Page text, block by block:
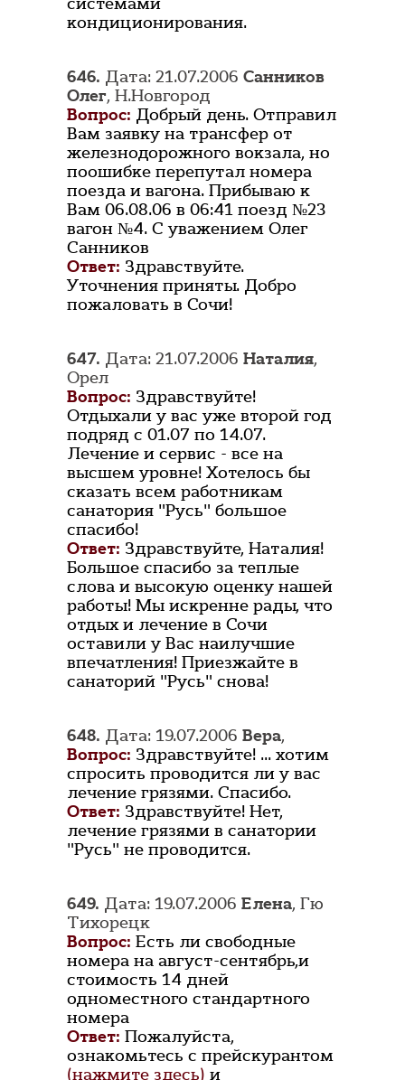
кондиционирования.
646. Дата: 21.07.2006 Санников
Олег, Н.Новгород
Вопрос: Добрый день. Отправил
Вам заявку на трансфер от
железнодорожного вокзала, но
поошибке перепутал номера
поезда и вагона. Прибываю к
Вам 06.08.06 в 06:41 поезд №23
вагон №4. С уважением Олег
Санников
Ответ: Здравствуйте.
Уточнения приняты. Добро
пожаловать в Сочи!
647. Дата: 21.07.2006 Наталия,
Орел
Вопрос: Здравствуйте!
Отдыхали у вас уже второй год
подряд с 01.07 по 14.07.
Лечение и сервис - все на
высшем уровне! Хотелось бы
сказать всем работникам
санатория "Русь" большое
спасибо!
Ответ: Здравствуйте, Наталия!
Большое спасибо за теплые
слова и высокую оценку нашей
работы! Мы искренне рады, что
отдых и лечение в Сочи
оставили у Вас наилучшие
впечатления! Приезжайте в
санаторий "Русь" снова!
648. Дата: 19.07.2006 Вера,
Вопрос: Здравствуйте! ... хотим
спросить проводится ли у вас
лечение грязями. Спасибо.
Ответ: Здравствуйте! Нет,
лечение грязями в санатории
"Русь" не проводится.
649. Дата: 19.07.2006 Елена, Гю
Тихорецк
Вопрос: Есть ли свободные
номера на август-сентябрь,и
стоимость 14 дней
одноместного стандартного
номера
Ответ: Пожалуйста,
ознакомьтесь с прейскурантом
(нажмите здесь) и